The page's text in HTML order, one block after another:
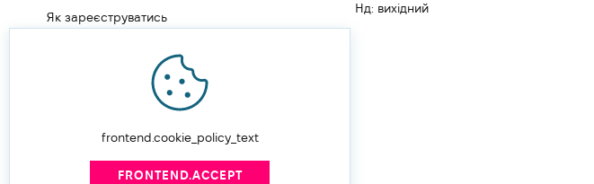
Як зареєструватись
Політика конфіденційності
Нд: вихідний
frontend.cookie_policy_text
FRONTEND.ACCEPT